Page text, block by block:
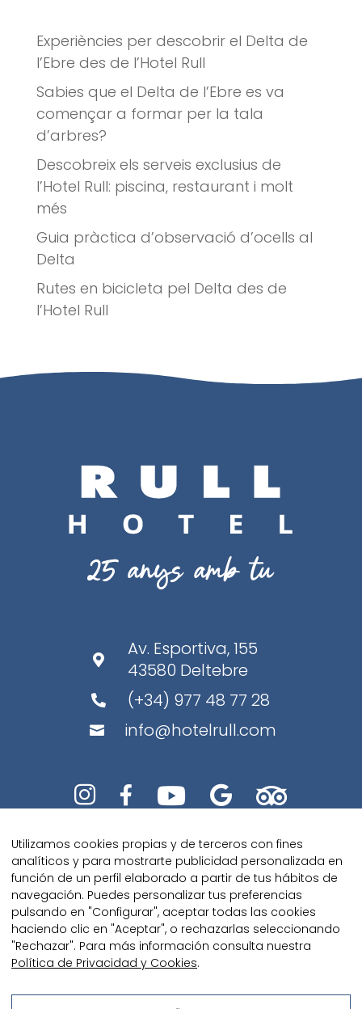
Experiències per descobrir el Delta de
l’Ebre des de l’Hotel Rull
Sabies que el Delta de l’Ebre es va
començar a formar per la tala
d’arbres?
Descobreix els serveis exclusius de
l’Hotel Rull: piscina, restaurant i molt
més
Guia pràctica d’observació d’ocells al
Delta
Rutes en bicicleta pel Delta des de
l’Hotel Rull

Av. Esportiva, 155
43580 Deltebre
 (+34) 977 48 77 28
 info@hotelrull.com
    
Diseñado con amor porKaipi
Marketing
Utilizamos cookies propias y de terceros con fines
analíticos y para mostrarte publicidad personalizada en
función de un perfil elaborado a partir de tus hábitos de
navegación. Puedes personalizar tus preferencias
pulsando en "Configurar", aceptar todas las cookies
haciendo clic en "Aceptar", o rechazarlas seleccionando
"Rechazar". Para más información consulta nuestra
Política de Privacidad y Cookies.